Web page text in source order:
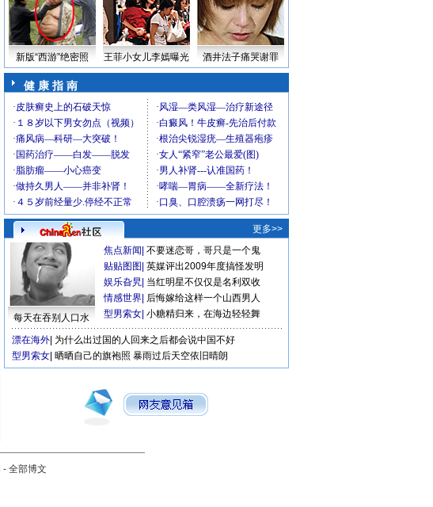
新版“西游”绝密照 王菲小女儿李嫣曝光 酒井法子痛哭谢罪
健 康 指 南
更多>>
每天在吞别人口水
焦点新闻 不要迷恋哥，哥只是一个鬼
贴贴图图 英媒评出2009年度搞怪发明
娱乐旮旯 当红明星不仅仅是名利双收
情感世界 后悔嫁给这样一个山西男人
型男索女 小糖精归来，在海边轻轻舞
漂在海外 为什么出过国的人回来之后都会说中国不好
型男索女 晒晒自己的旗袍照 暴雨过后天空依旧晴朗
- 全部博文